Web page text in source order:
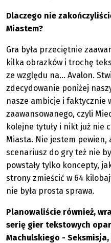
Dlaczego nie
Miastem?
Gra była przeciętnie
kilka obrazków i trochę
ze względu na… Avalon.
zdecydowanie poniżej
nasze ambicje i faktycznie
zaawansowanego, czyli
kolejne tytuły i nikt już nie
Miasta. Nie jestem pewien,
scenariusz do gry też nie
powstały tylko koncepty,
strony zmieścić w 64
nie była prosta sprawa.
Planowaliście również,
serię gier tekstowych
Machulskiego -